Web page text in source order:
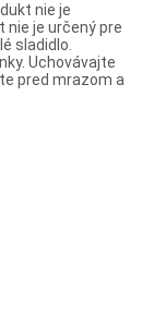
nie je
nie je určený pre
sladidlo.
Uchovávajte
pred mrazom a